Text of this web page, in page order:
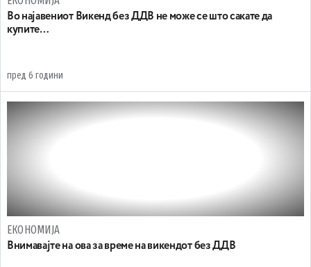
Во најавениот Викенд без ДДВ не може се што сакате да
купите…
пред 6 години
ЕКОНОМИЈА
Внимавајте на ова за време на викендот без ДДВ